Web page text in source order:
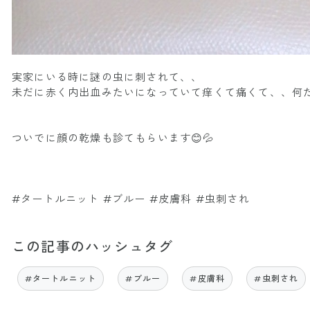
実家にいる時に謎の虫に刺されて、、
未だに赤く内出血みたいになっていて痒くて痛くて、、何
ついでに顔の乾燥も診てもらいます😊💦
#タートルニット #ブルー #皮膚科 #虫刺され
この記事のハッシュタグ
#タートルニット #ブルー #皮膚科 #虫刺され